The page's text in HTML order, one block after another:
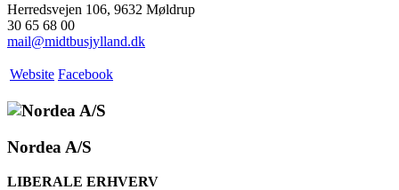
Herredsvejen 106, 9632 Møldrup
30 65 68 00
mail@midtbusjylland.dk
Website Facebook
Nordea A/S
LIBERALE ERHVERV